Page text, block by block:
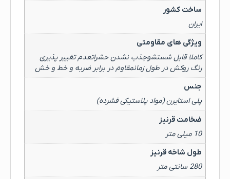
ساخت کشور
ایران
ویژگی های مقاومتی
کاملا قابل شستشوجذب نشدن حشراتعدم تغییر پذیری
رنگ روکش در طول زمانمقاوم در برابر ضربه و خط و خش
جنس
پلی استایرن (مواد پلاستیکی فشرده)
ضخامت قرنیز
10 میلی متر
طول شاخه قرنیز
280 سانتی متر